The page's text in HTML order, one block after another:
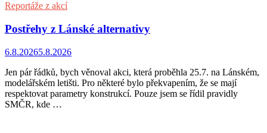
Reportáže z akcí
Postřehy z Lánské alternativy
6.8.20265.8.2026
Jen pár řádků, bych věnoval akci, která proběhla 25.7. na Lánském,
modelářském letišti. Pro některé bylo překvapením, že se mají
respektovat parametry konstrukcí. Pouze jsem se řídil pravidly
SMČR, kde …